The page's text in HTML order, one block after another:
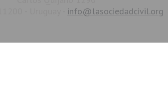
info@lasociedadcivil.org